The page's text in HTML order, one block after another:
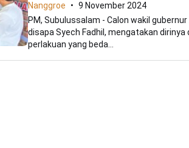
Nanggroe
9 November 2024
PM, Subulussalam - Calon wakil
disapa Syech Fadhil, mengatakan
perlakuan yang beda...